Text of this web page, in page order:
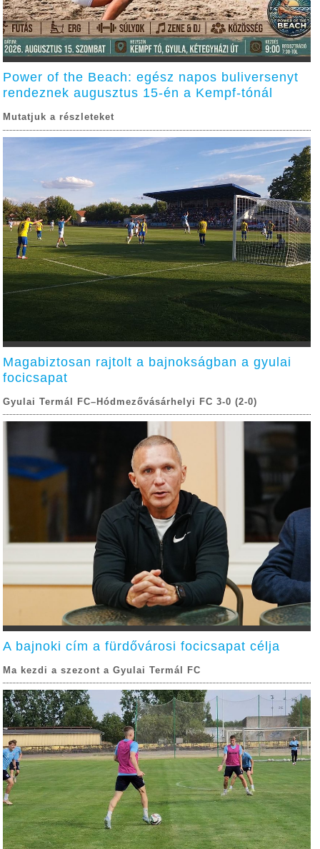
Power of the Beach: egész napos buliversenyt
rendeznek augusztus 15-én a Kempf-tónál
Mutatjuk a részleteket
Magabiztosan rajtolt a bajnokságban a gyulai
focicsapat
Gyulai Termál FC–Hódmezővásárhelyi FC 3-0 (2-0)
A bajnoki cím a fürdővárosi focicsapat célja
Ma kezdi a szezont a Gyulai Termál FC